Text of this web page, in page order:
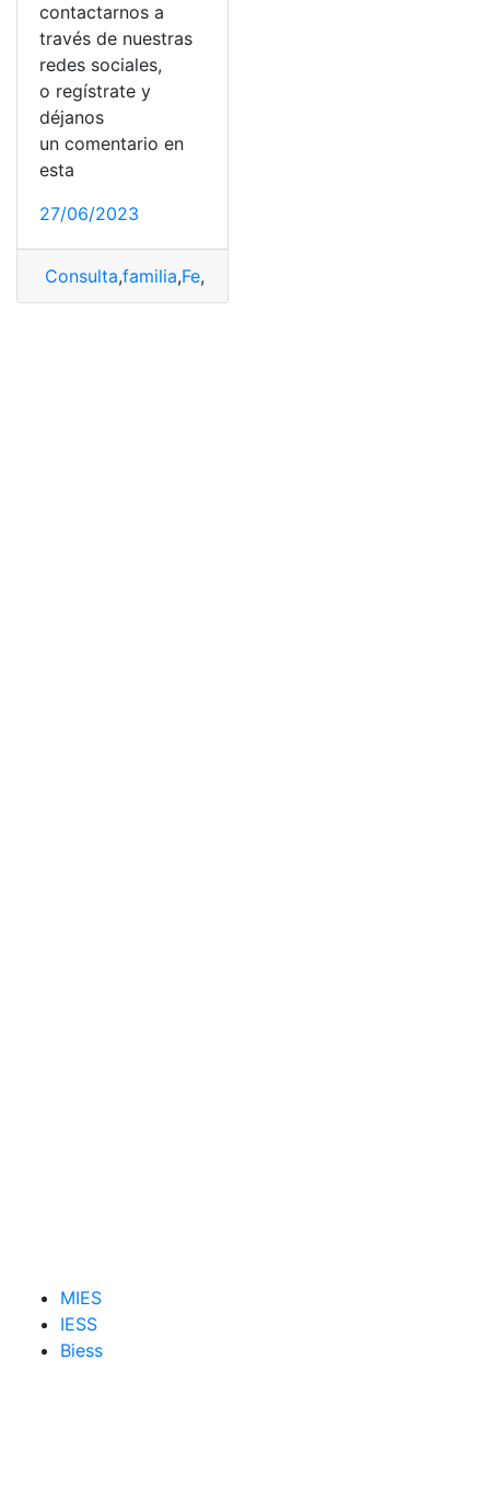
contactarnos a
través de nuestras
redes sociales,
o regístrate y
déjanos
un comentario en
esta
27/06/2023
Consulta,familia,Fe,Jesucristo
MIES
IESS
Biess